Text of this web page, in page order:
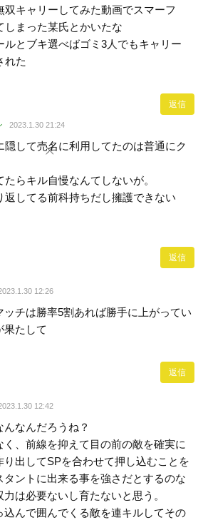
双キャリーしてみた動画でスマーフ
しまった某氏とかいたな
ルとブキ選べばゴミ3人でもキャリー
れた
返信
2023.1.30 21:24
隠して売名に利用してたのは普通にク
たらキル自慢なんてしないが。
返してる前科持ちだし擁護できない
返信
12:26
ッチは勝率5割あれば勝手に上がってい
果たして
返信
12:42
なんだろうね？
、前線を抑えて目の前の敵を確実に
出してSPを合わせて押し込むことを
ントに出来る事を強さだとするのな
は必要ないし育たないと思う。
込んで囲んでくる敵を連キルしてその